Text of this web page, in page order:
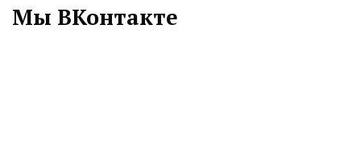
Мы ВКонтакте